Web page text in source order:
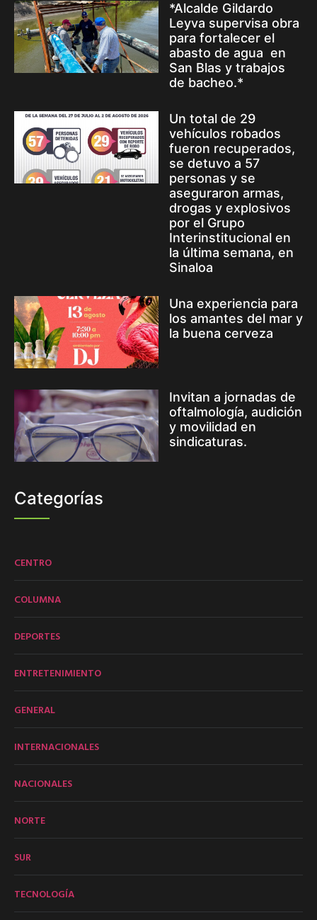
*Alcalde Gildardo
Leyva supervisa obra
para fortalecer el
abasto de agua en
San Blas y trabajos
de bacheo.*
Un total de 29
vehículos robados
fueron recuperados,
se detuvo a 57
personas y se
aseguraron armas,
drogas y explosivos
por el Grupo
Interinstitucional en
la última semana, en
Sinaloa
Una experiencia para
los amantes del mar y
la buena cerveza
Invitan a jornadas de
oftalmología, audición
y movilidad en
sindicaturas.
Categorías
CENTRO
COLUMNA
DEPORTES
ENTRETENIMIENTO
GENERAL
INTERNACIONALES
NACIONALES
NORTE
SUR
TECNOLOGÍA